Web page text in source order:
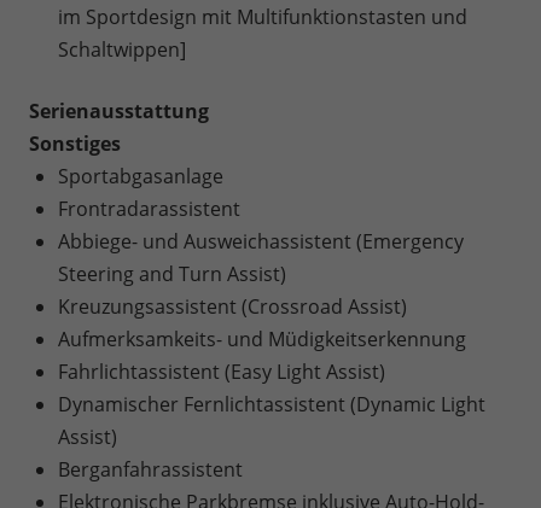
im Sportdesign mit Multifunktionstasten und
Schaltwippen]
Serienausstattung
Sonstiges
Sportabgasanlage
Frontradarassistent
Abbiege- und Ausweichassistent (Emergency
Steering and Turn Assist)
Kreuzungsassistent (Crossroad Assist)
Aufmerksamkeits- und Müdigkeitserkennung
Fahrlichtassistent (Easy Light Assist)
Dynamischer Fernlichtassistent (Dynamic Light
Assist)
Berganfahrassistent
Elektronische Parkbremse inklusive Auto-Hold-